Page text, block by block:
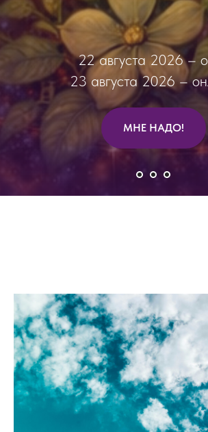
22 августа 2026 –
23 августа 2026 –
МНЕ НАДО!